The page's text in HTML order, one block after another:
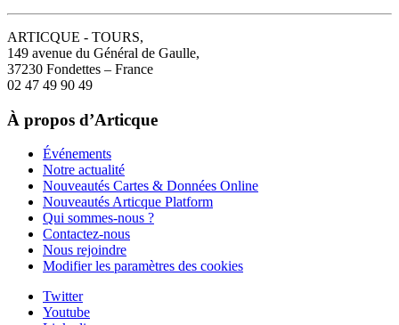
ARTICQUE - TOURS,
149 avenue du Général de Gaulle,
37230 Fondettes – France
02 47 49 90 49
À propos d’Articque
Événements
Notre actualité
Nouveautés Cartes & Données Online
Nouveautés Articque Platform
Qui sommes-nous ?
Contactez-nous
Nous rejoindre
Modifier les paramètres des cookies
Twitter
Youtube